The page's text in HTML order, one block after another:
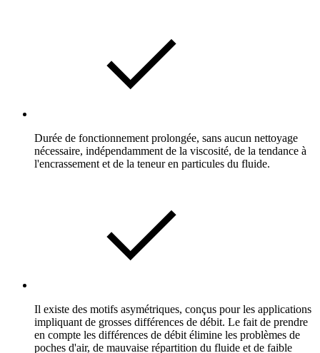
Durée de fonctionnement prolongée, sans aucun nettoyage
nécessaire, indépendamment de la viscosité, de la tendance à
l'encrassement et de la teneur en particules du fluide.
Il existe des motifs asymétriques, conçus pour les applications
impliquant de grosses différences de débit. Le fait de prendre
en compte les différences de débit élimine les problèmes de
poches d'air, de mauvaise répartition du fluide et de faible